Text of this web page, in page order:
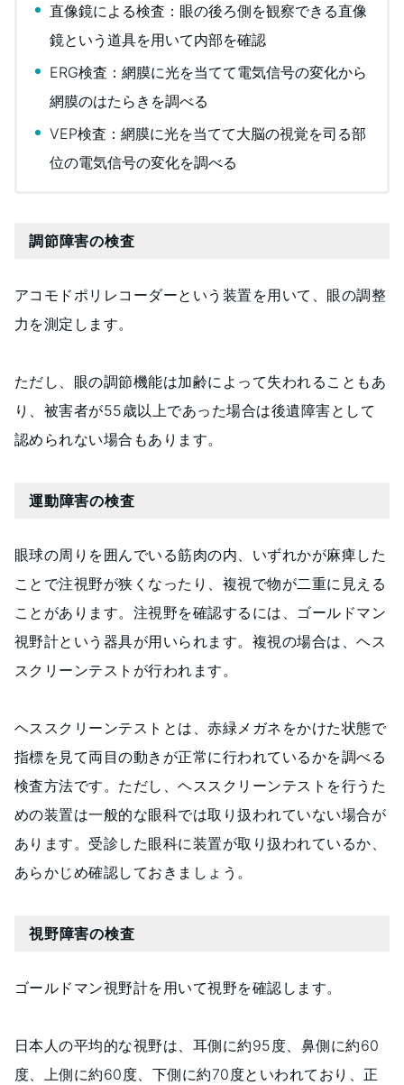
直像鏡による検査：眼の後ろ側を観察できる直像
鏡という道具を用いて内部を確認
ERG検査：網膜に光を当てて電気信号の変化から
網膜のはたらきを調べる
VEP検査：網膜に光を当てて大脳の視覚を司る部
位の電気信号の変化を調べる
調節障害の検査
アコモドポリレコーダーという装置を用いて、眼の調整
力を測定します。
ただし、眼の調節機能は加齢によって失われることもあ
り、被害者が55歳以上であった場合は後遺障害として
認められない場合もあります。
運動障害の検査
眼球の周りを囲んでいる筋肉の内、いずれかが麻痺した
ことで注視野が狭くなったり、複視で物が二重に見える
ことがあります。注視野を確認するには、ゴールドマン
視野計という器具が用いられます。複視の場合は、ヘス
スクリーンテストが行われます。
ヘススクリーンテストとは、赤緑メガネをかけた状態で
指標を見て両目の動きが正常に行われているかを調べる
検査方法です。ただし、ヘススクリーンテストを行うた
めの装置は一般的な眼科では取り扱われていない場合が
あります。受診した眼科に装置が取り扱われているか、
あらかじめ確認しておきましょう。
視野障害の検査
ゴールドマン視野計を用いて視野を確認します。
日本人の平均的な視野は、耳側に約95度、鼻側に約60
度、上側に約60度、下側に約70度といわれており、正